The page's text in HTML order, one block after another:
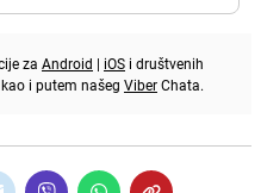
za Android | iOS i društvenih
kao i putem našeg ViberChata.